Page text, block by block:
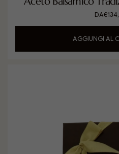
DOP Extra Vecchio
con Parmigiano
DA€
AGGIUNGI AL